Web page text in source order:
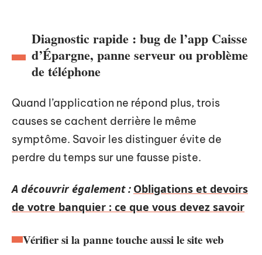
Diagnostic rapide : bug de l’app Caisse
d’Épargne, panne serveur ou problème
de téléphone
Quand l’application ne répond plus, trois
causes se cachent derrière le même
symptôme. Savoir les distinguer évite de
perdre du temps sur une fausse piste.
A découvrir également : Obligations et devoirs
de votre banquier : ce que vous devez savoir
Vérifier si la panne touche aussi le site web